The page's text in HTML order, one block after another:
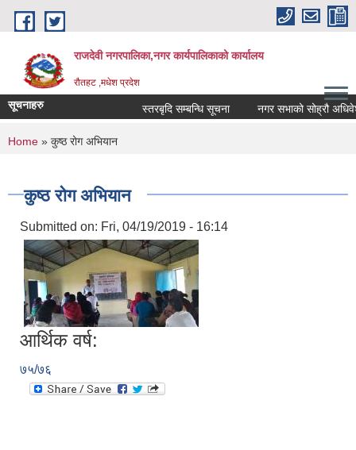
Skip to main content
राजदेवी नगरपालिका,नगर कार्यपालिकाको कार्यालय
रौतहट ,मधेश प्रदेश
सूचनाहरु स्तरबृदि सम्बन्धि सूचना नगर सभाको सोह्रौ
You are here
Home » कुष्ठ रोग अभियान
कुष्ठ रोग अभियान
Submitted on: Fri, 04/19/2019 - 16:14
आर्थिक वर्ष:
७५/७६